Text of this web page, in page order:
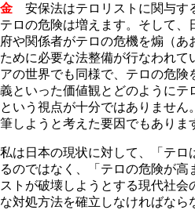
金 安保法はテロリストに関与す
テロの危険は増えます。そして、
府や関係者がテロの危機を煽（
ために必要な法整備が行なわれて
アの世界でも同様で、テロの危険
義といった価値観とどのようにテ
という視点が十分ではありませ
筆しようと考えた要因でもありま
私は日本の現状に対して、「テロ
るのではなく、「テロの危険が高
ストが破壊しようとする現代社会
な対処方法を確立しなければな